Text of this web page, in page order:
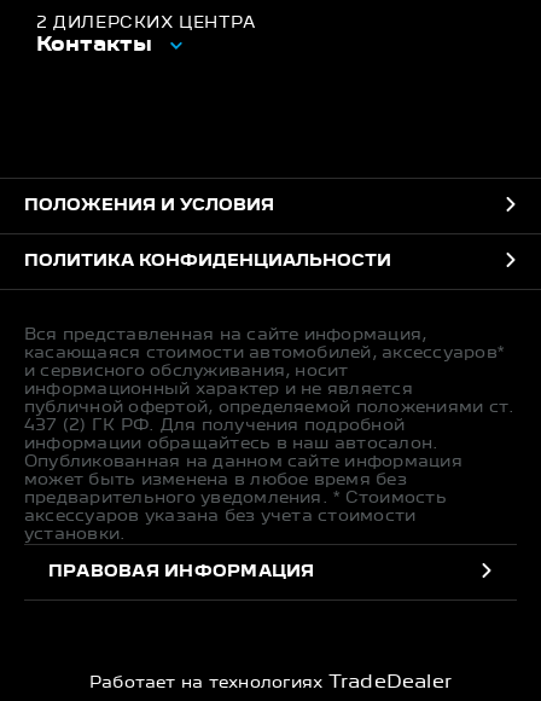
2 ДИЛЕРСКИХ ЦЕНТРА
Контакты
ПОЛОЖЕНИЯ И УСЛОВИЯ
ПОЛИТИКА КОНФИДЕНЦИАЛЬНОСТИ
Вся представленная на сайте информация,
касающаяся стоимости автомобилей, аксессуаров*
и сервисного обслуживания, носит
информационный характер и не является
публичной офертой, определяемой положениями ст.
437 (2) ГК РФ. Для получения подробной
информации обращайтесь в наш автосалон.
Опубликованная на данном сайте информация
может быть изменена в любое время без
предварительного уведомления. * Стоимость
аксессуаров указана без учета стоимости
установки.
ПРАВОВАЯ ИНФОРМАЦИЯ
Работает на технологиях TradeDealer